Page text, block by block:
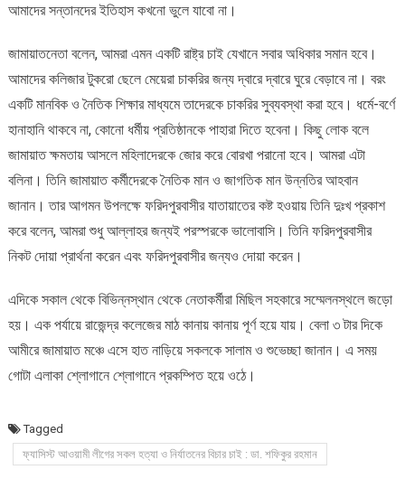
আমাদের সন্তানদের ইতিহাস কখনো ভুলে যাবো না।
জামায়াতনেতা বলেন, আমরা এমন একটি রাষ্ট্র চাই যেখানে সবার অধিকার সমান হবে।
আমাদের কলিজার টুকরো ছেলে মেয়েরা চাকরির জন্য দ্বারে দ্বারে ঘুরে বেড়াবে না। বরং
একটি মানবিক ও নৈতিক শিক্ষার মাধ্যমে তাদেরকে চাকরির সুব্যবস্থা করা হবে। ধর্মে-বর্ণে
হানাহানি থাকবে না, কোনো ধর্মীয় প্রতিষ্ঠানকে পাহারা দিতে হবেনা। কিছু লোক বলে
জামায়াত ক্ষমতায় আসলে মহিলাদেরকে জোর করে বোরখা পরানো হবে। আমরা এটা
বলিনা। তিনি জামায়াত কর্মীদেরকে নৈতিক মান ও জাগতিক মান উন্নতির আহবান
জানান। তার আগমন উপলক্ষে ফরিদপুরবাসীর যাতায়াতের কষ্ট হওয়ায় তিনি দুঃখ প্রকাশ
করে বলেন, আমরা শুধু আল্লাহর জন্যই পরস্পরকে ভালোবাসি। তিনি ফরিদপুরবাসীর
নিকট দোয়া প্রার্থনা করেন এবং ফরিদপুরবাসীর জন্যও দোয়া করেন।
এদিকে সকাল থেকে বিভিন্নস্থান থেকে নেতাকর্মীরা মিছিল সহকারে সম্মেলনস্থলে জড়ো
হয়। এক পর্যায়ে রাজেন্দ্র কলেজের মাঠ কানায় কানায় পূর্ণ হয়ে যায়। বেলা ৩ টার দিকে
আমীরে জামায়াত মঞ্চে এসে হাত নাড়িয়ে সকলকে সালাম ও শুভেচ্ছা জানান। এ সময়
গোটা এলাকা শ্লোগানে শ্লোগানে প্রকম্পিত হয়ে ওঠে।
Tagged
ফ্যাসিস্ট আওয়ামী লীগের সকল হত্যা ও নির্যাতনের বিচার চাই : ডা. শফিকুর রহমান